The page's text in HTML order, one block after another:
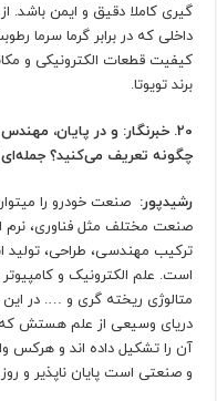
گیری کاملا دقیق و ایمن باشد.
داخلی که در برابر گرما سرما
کیفیت قطعات الکترونیکی و
برند تویوتا.
20. خبرنگار: و در پایان،
چگونه تعریف می‌کنید؟
رشیدپور: صنعت خودرو را
صنعت مختلف مثل فناوری، نرم
ترکیب مهندسی، طراحی، تولید
است. علم الکترونیک و
متالوژی ریخته گری و …. در
دریای وسیعی از علم هستش
آن را تشکیل داده اند و هرکس
و صنعتی است پایان ناپذیر و